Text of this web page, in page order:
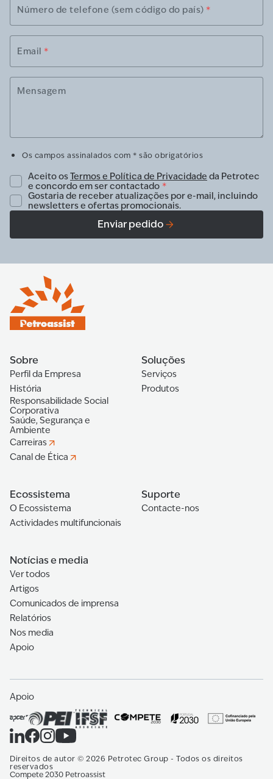
Número de telefone (sem código do país) *
Email *
Mensagem
Os campos assinalados com * são obrigatórios
Aceito osTermos e Política de Privacidade da Petrotec
e concordo em ser contactado *
Gostaria de receber atualizações por e-mail, incluindo
newsletters e ofertas promocionais.
Enviar pedido
Sobre
Perfil da Empresa
História
Responsabilidade Social
Corporativa
Saúde, Segurança e
Ambiente
Carreiras
Canal de Ética
Soluções
Serviços
Produtos
Ecossistema
O Ecossistema
Actividades multifuncionais
Suporte
Contacte-nos
Notícias e media
Ver todos
Artigos
Comunicados de imprensa
Relatórios
Nos media
Apoio
Apoio
Direitos de autor © 2026 Petrotec Group - Todos os direitos
reservados
Compete 2030 Petroassist